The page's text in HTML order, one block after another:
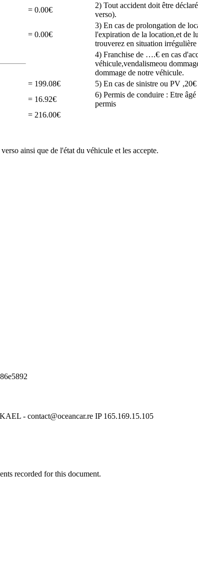
= 0.00€
2) Tout accident doit être
verso).
= 0.00€
3) En cas de prolongation de
l'expiration de la location,et de
trouverez en situation irrégulière
4) Franchise de ….€ en cas
véhicule,vendalismeou
dommage de notre véhicule.
= 199.08€
5) En cas de sinistre ou PV
= 16.92€
6) Permis de conduire : Etre
permis
= 216.00€
ainsi que de l'état du véhicule et les accepte.
- contact@oceancar.re IP 165.169.15.105
recorded for this document.